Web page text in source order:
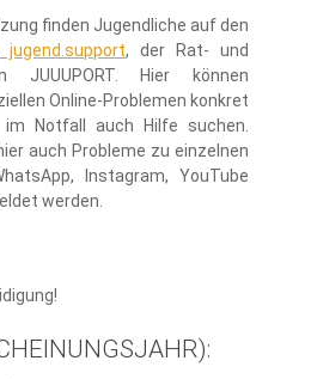
finden Jugendliche auf den
, der Rat- und
JUUUPORT. Hier können
Online-Problemen konkret
im Notfall auch Hilfe suchen.
auch Probleme zu einzelnen
Instagram, YouTube
werden.